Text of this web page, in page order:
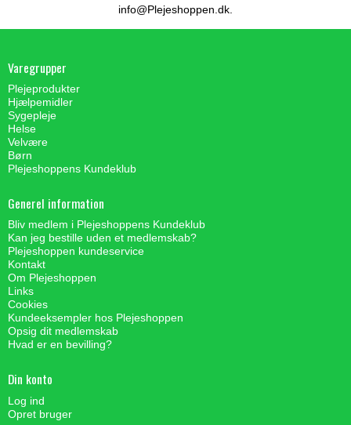
info@Plejeshoppen.dk.
Varegrupper
Plejeprodukter
Hjælpemidler
Sygepleje
Helse
Velvære
Børn
Plejeshoppens Kundeklub
Generel information
Bliv medlem i Plejeshoppens Kundeklub
Kan jeg bestille uden et medlemskab?
Plejeshoppen kundeservice
Kontakt
Om Plejeshoppen
Links
Cookies
Kundeeksempler hos Plejeshoppen
Opsig dit medlemskab
Hvad er en bevilling?
Din konto
Log ind
Opret bruger